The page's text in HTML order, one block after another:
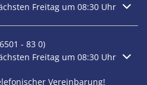
oder Schließzeiten
Freitag um 08:30 Uhr
- 83 0)
oder Schließzeiten
Freitag um 08:30 Uhr
Vereinbarung!